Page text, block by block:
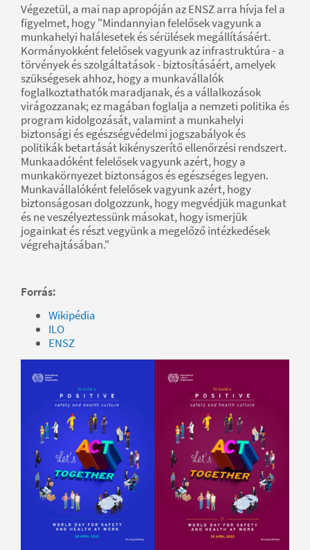
Végezetül, a mai nap apropóján az ENSZ arra hívja fel a
figyelmet, hogy "Mindannyian felelősek vagyunk a
munkahelyi halálesetek és sérülések megállításáért.
Kormányokként felelősek vagyunk az infrastruktúra - a
törvények és szolgáltatások - biztosításáért, amelyek
szükségesek ahhoz, hogy a munkavállalók
foglalkoztathatók maradjanak, és a vállalkozások
virágozzanak; ez magában foglalja a nemzeti politika és
program kidolgozását, valamint a munkahelyi
biztonsági és egészségvédelmi jogszabályok és
politikák betartását kikényszerítő ellenőrzési rendszert.
Munkaadóként felelősek vagyunk azért, hogy a
munkakörnyezet biztonságos és egészséges legyen.
Munkavállalóként felelősek vagyunk azért, hogy
biztonságosan dolgozzunk, hogy megvédjük magunkat
és ne veszélyeztessünk másokat, hogy ismerjük
jogainkat és részt vegyünk a megelőző intézkedések
végrehajtásában."
Forrás:
Wikipédia
ILO
ENSZ